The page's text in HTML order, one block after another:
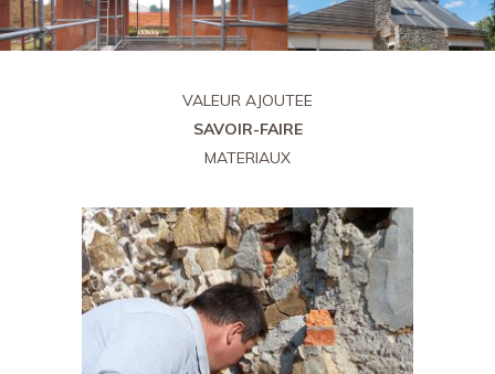
VALEUR AJOUTEE
SAVOIR-FAIRE
MATERIAUX